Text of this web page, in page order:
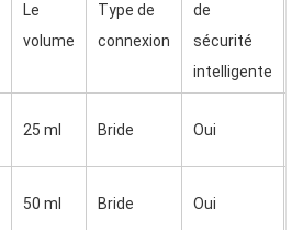
Le
volume
Type de
connexion
de
sécurité
intelligente
25 ml Bride Oui
50 ml Bride Oui